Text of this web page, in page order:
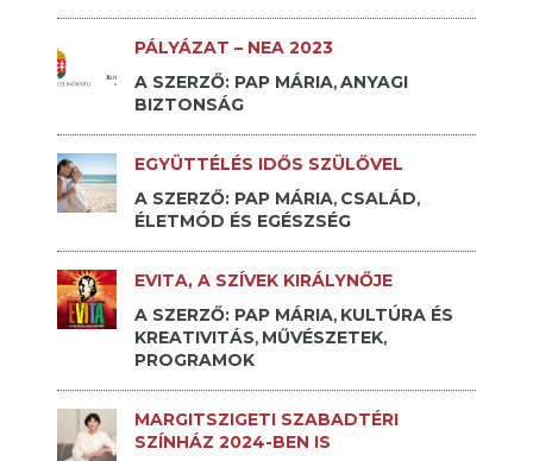
PÁLYÁZAT – NEA 2023
A SZERZŐ: PAP MÁRIA,ANYAGI
BIZTONSÁG
EGYÜTTÉLÉS IDŐS SZÜLŐVEL
A SZERZŐ: PAP MÁRIA, CSALÁD,
ÉLETMÓD ÉS EGÉSZSÉG
EVITA, A SZÍVEK KIRÁLYNŐJE
A SZERZŐ: PAP MÁRIA, KULTÚRA ÉS
KREATIVITÁS, MŰVÉSZETEK,
PROGRAMOK
MARGITSZIGETI SZABADTÉRI
SZÍNHÁZ 2024-BEN IS